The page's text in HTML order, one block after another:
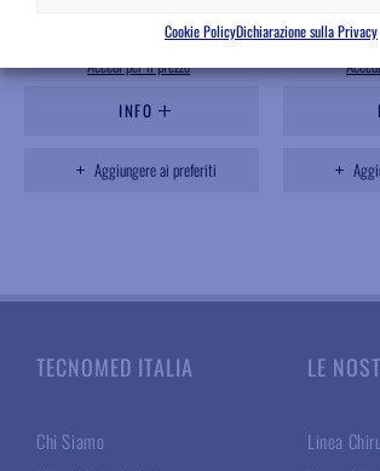
Cookie PolicyDichiarazione sulla Privacy
Accedi per il prezzo
INFO
Aggiungere ai preferiti
Disponibile
TECNOMED ITALIA
Chi Siamo
LE
Linea